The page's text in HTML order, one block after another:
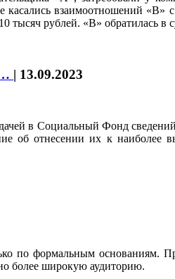
касались взаимоотношений
тысяч рублей. «В» обратилась в
| 13.09.2023
в Социальный Фонд
об отнесении их к наиболее
по формальным основаниям.
более широкую аудиторию.